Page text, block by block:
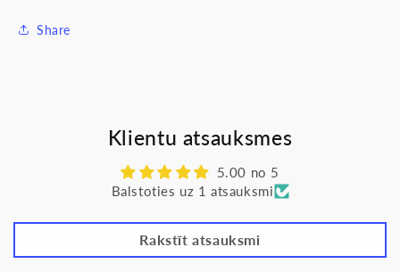
Share
Klientu atsauksmes
5.00 no 5
Balstoties uz 1 atsauksmi
Rakstīt atsauksmi